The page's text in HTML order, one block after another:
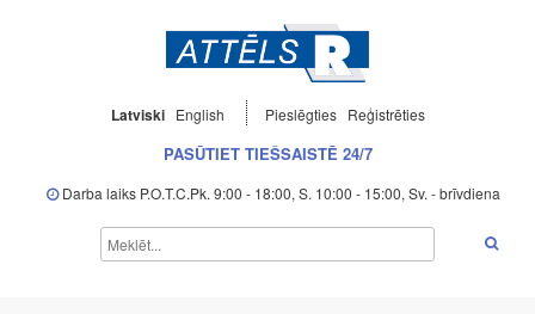
Latviski English Pieslēgties Reģistrēties
PASŪTIET TIEŠSAISTĒ 24/7
Darba laiks P.O.T.C.Pk. 9:00 - 18:00, S. 10:00 - 15:00, Sv. - brīvdiena